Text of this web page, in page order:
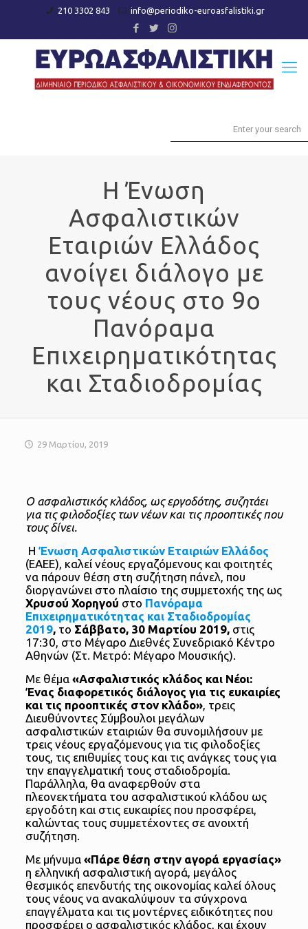
210 3302 843 info@periodiko-euroasfalistiki.gr
Η Ένωση
Ασφαλιστικών
Εταιριών Ελλάδος
ανοίγει διάλογο με
τους νέους στο 9ο
Πανόραμα
Επιχειρηματικότητας
και Σταδιοδρομίας
29 Μαρτίου, 2019
Ο ασφαλιστικός κλάδος, ως εργοδότης, συζητάει
για τις φιλοδοξίες των νέων και τις προοπτικές που
τους δίνει.
Η Ένωση Ασφαλιστικών Εταιριών Ελλάδος
(ΕΑΕΕ), καλεί νέους εργαζόμενους και φοιτητές
να πάρουν θέση στη συζήτηση πάνελ, που
διοργανώνει στο πλαίσιο της συμμετοχής της ως
Χρυσoύ Χορηγού στο Πανόραμα
Επιχειρηματικότητας και Σταδιοδρομίας
2019,το Σάββατο, 30 Μαρτίου 2019,στις
17:30, στο Μέγαρο Διεθνές Συνεδριακό Κέντρο
Αθηνών (Στ. Μετρό: Μέγαρο Μουσικής).
Με θέμα «Ασφαλιστικός κλάδος και Νέοι:
Ένας διαφορετικός διάλογος για τις ευκαιρίες
και τις προοπτικές στον κλάδο», τρεις
Διευθύνοντες Σύμβουλοι μεγάλων
ασφαλιστικών εταιριών θα συνομιλήσουν με
τρεις νέους εργαζόμενους για τις φιλοδοξίες
τους, τις επιθυμίες τους και τις ανάγκες τους για
την επαγγελματική τους σταδιοδρομία.
Παράλληλα, θα αναφερθούν στα
πλεονεκτήματα του ασφαλιστικού κλάδου ως
εργοδότη και στις ευκαιρίες που προσφέρει,
καλώντας τους συμμετέχοντες σε ανοιχτή
συζήτηση.
Με μήνυμα «Πάρε θέση στην αγορά εργασίας»
η ελληνική ασφαλιστική αγορά, μεγάλος
θεσμικός επενδυτής της οικονομίας καλεί όλους
τους νέους να ανακαλύψουν τα σύγχρονα
επαγγέλματα και τις μοντέρνες ειδικότητες που
προσφέρει ο ασφαλιστικός κλάδος, και έχουν